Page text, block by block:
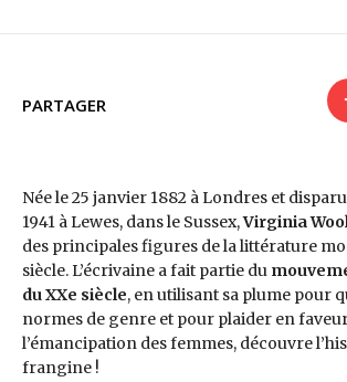
PARTAGER
Née le 25 janvier 1882 à Londres et
1941 à Lewes, dans le Sussex,Virginia
des principales figures de la littérature
siècle. L’écrivaine a fait partie du
du XXe siècle, en utilisant sa plume pour
normes de genre et pour plaider en
l’émancipation des femmes, découvre
frangine !